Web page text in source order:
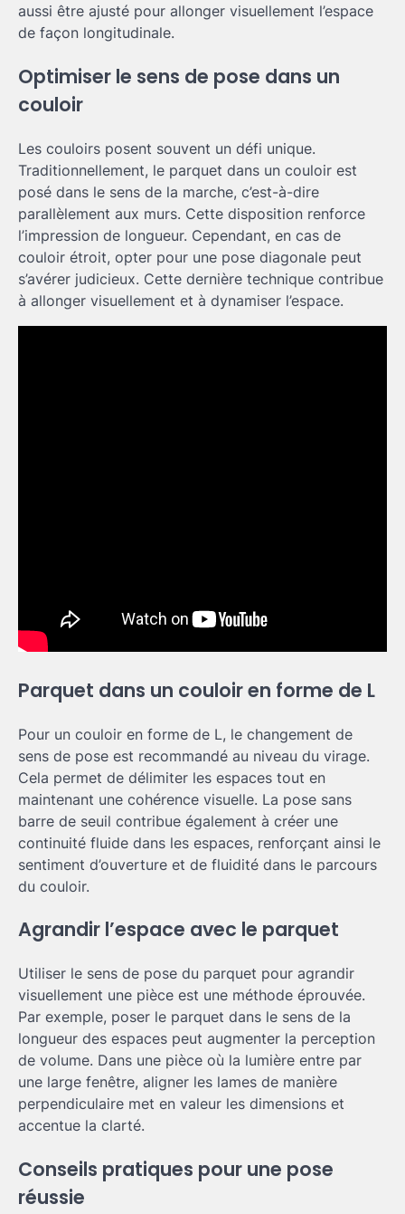
aussi être ajusté pour allonger visuellement l’espace
de façon longitudinale.
Optimiser le sens de pose dans un
couloir
Les couloirs posent souvent un défi unique.
Traditionnellement, le parquet dans un couloir est
posé dans le sens de la marche, c’est-à-dire
parallèlement aux murs. Cette disposition renforce
l’impression de longueur. Cependant, en cas de
couloir étroit, opter pour une pose diagonale peut
s’avérer judicieux. Cette dernière technique contribue
à allonger visuellement et à dynamiser l’espace.
Parquet dans un couloir en forme de L
Pour un couloir en forme de L, le changement de
sens de pose est recommandé au niveau du virage.
Cela permet de délimiter les espaces tout en
maintenant une cohérence visuelle. La pose sans
barre de seuil contribue également à créer une
continuité fluide dans les espaces, renforçant ainsi le
sentiment d’ouverture et de fluidité dans le parcours
du couloir.
Agrandir l’espace avec le parquet
Utiliser le sens de pose du parquet pour agrandir
visuellement une pièce est une méthode éprouvée.
Par exemple, poser le parquet dans le sens de la
longueur des espaces peut augmenter la perception
de volume. Dans une pièce où la lumière entre par
une large fenêtre, aligner les lames de manière
perpendiculaire met en valeur les dimensions et
accentue la clarté.
Conseils pratiques pour une pose
réussie